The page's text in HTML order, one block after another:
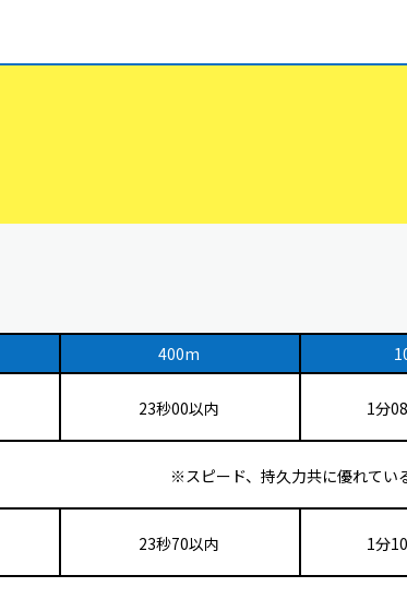
400m
23秒00以内 1分
※スピード、持久力共に優れてい
23秒70以内 1分